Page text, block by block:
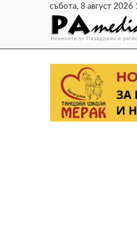
събота, 8 август 2026